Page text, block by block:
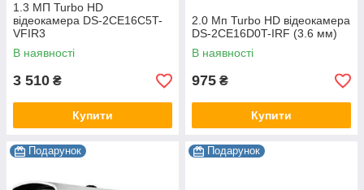
1.3 МП Turbo HD
відеокамера DS-2CE16C5T-
VFIR3
В наявності
3 510 ₴
Купити
2.0 Мп Turbo HD відеокамера
DS-2CE16D0T-IRF (3.6 мм)
В наявності
975 ₴
Купити
Подарунок Подарунок